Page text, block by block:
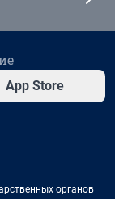
App Store
органов